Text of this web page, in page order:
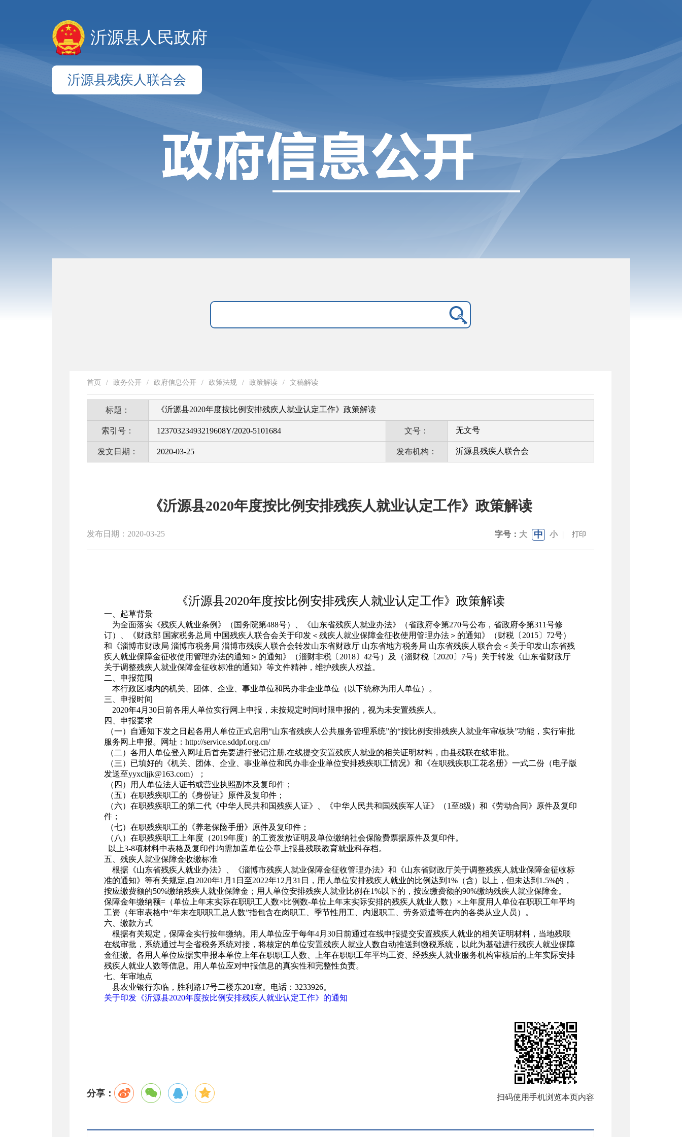
沂源县人民政府
沂源县残疾人联合会
首页 / 政务公开 / 政府信息公开 / 政策法规 / 政策解读 / 文稿解读
标题： 《沂源县2020年度按比例安排残疾人就业认定工作》政策解读
索引号： 12370323493219608Y/2020-5101684 文号： 无文号
发文日期： 2020-03-25 发布机构： 沂源县残疾人联合会
《沂源县2020年度按比例安排残疾人就业认定工作》政策解读
发布日期：2020-03-25 字号： 大 中 小 | 打印
《沂源县2020年度按比例安排残疾人就业认定工作》政策解读
一、起草背景
为全面落实《残疾人就业条例》（国务院第488号）、《山东省残疾人就业办法》（省政府令第270号公布，省政府令第311号修
订）、《财政部 国家税务总局 中国残疾人联合会关于印发＜残疾人就业保障金征收使用管理办法＞的通知》（财税〔2015〕72号）
和《淄博市财政局 淄博市税务局 淄博市残疾人联合会转发山东省财政厅 山东省地方税务局 山东省残疾人联合会＜关于印发山东省残
疾人就业保障金征收使用管理办法的通知＞的通知》（淄财非税〔2018〕42号）及（淄财税〔2020〕7号）关于转发《山东省财政厅
关于调整残疾人就业保障金征收标准的通知》等文件精神，维护残疾人权益。
二、申报范围
本行政区域内的机关、团体、企业、事业单位和民办非企业单位（以下统称为用人单位）。
三、申报时间
2020年4月30日前各用人单位实行网上申报，未按规定时间时限申报的，视为未安置残疾人。
四、申报要求
（一）自通知下发之日起各用人单位正式启用“山东省残疾人公共服务管理系统”的“按比例安排残疾人就业年审板块”功能，实行审批
服务网上申报。网址：http://service.sddpf.org.cn/
（二）各用人单位登入网址后首先要进行登记注册,在线提交安置残疾人就业的相关证明材料，由县残联在线审批。
（三）已填好的《机关、团体、企业、事业单位和民办非企业单位安排残疾职工情况》和《在职残疾职工花名册》一式二份（电子版
发送至yyxcljjk@163.com）；
（四）用人单位法人证书或营业执照副本及复印件；
（五）在职残疾职工的《身份证》原件及复印件；
（六）在职残疾职工的第二代《中华人民共和国残疾人证》、《中华人民共和国残疾军人证》（1至8级）和《劳动合同》原件及复印
件；
（七）在职残疾职工的《养老保险手册》原件及复印件；
（八）在职残疾职工上年度（2019年度）的工资发放证明及单位缴纳社会保险费票据原件及复印件。
以上3-8项材料中表格及复印件均需加盖单位公章上报县残联教育就业科存档。
五 、残疾人就业保障金收缴标准
根据《山东省残疾人就业办法》、《淄博市残疾人就业保障金征收管理办法》和《山东省财政厅关于调整残疾人就业保障金征收标
准的通知》等有关规定,自2020年1月1日至2022年12月31日，用人单位安排残疾人就业的比例达到1%（含）以上，但未达到1.5%的，
按应缴费额的50%缴纳残疾人就业保障金；用人单位安排残疾人就业比例在1%以下的，按应缴费额的90%缴纳残疾人就业保障金。
保障金年缴纳额=（单位上年末实际在职职工人数×比例数-单位上年末实际安排的残疾人就业人数）×上年度用人单位在职职工年平均
工资（年审表格中“年末在职职工总人数”指包含在岗职工、季节性用工、内退职工、劳务派遣等在内的各类从业人员）。
六、缴款方式
根据有关规定，保障金实行按年缴纳。用人单位应于每年4月30日前通过在线申报提交安置残疾人就业的相关证明材料，当地残联
在线审批，系统通过与全省税务系统对接，将核定的单位安置残疾人就业人数自动推送到缴税系统，以此为基础进行残疾人就业保障
金征缴。各用人单位应据实申报本单位上年在职职工人数、上年在职职工年平均工资、经残疾人就业服务机构审核后的上年实际安排
残疾人就业人数等信息。用人单位应对申报信息的真实性和完整性负责。
七、年审地点
县农业银行东临，胜利路17号二楼东201室。电话：3233926。
关于印发《沂源县2020年度按比例安排残疾人就业认定工作》的通知
分享： 扫码使用手机浏览本页内容